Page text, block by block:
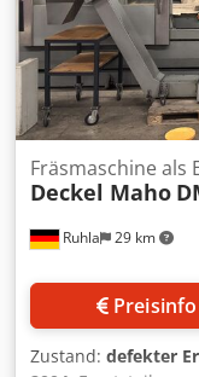
Ruhla 29 km
Fräsmaschine als
Deckel Maho
Preisinfo
Zustand: defekter